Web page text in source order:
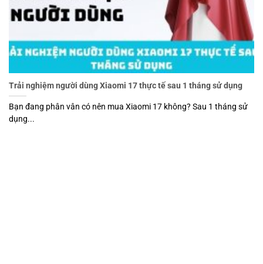
Trải nghiệm người dùng Xiaomi 17 thực tế sau 1 tháng sử dụng
Bạn đang phân vân có nên mua Xiaomi 17 không? Sau 1 tháng sử
dụng...